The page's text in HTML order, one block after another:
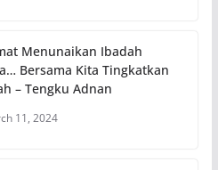
Menunaikan Ibadah
Bersama Kita Tingkatkan
– Tengku Adnan
11, 2024